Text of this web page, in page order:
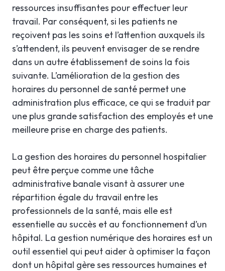
ressources insuffisantes pour effectuer leur
travail. Par conséquent, si les patients ne
reçoivent pas les soins et l’attention auxquels ils
s’attendent, ils peuvent envisager de se rendre
dans un autre établissement de soins la fois
suivante. L’amélioration de la gestion des
horaires du personnel de santé permet une
administration plus efficace, ce qui se traduit par
une plus grande satisfaction des employés et une
meilleure prise en charge des patients.
La gestion des horaires du personnel hospitalier
peut être perçue comme une tâche
administrative banale visant à assurer une
répartition égale du travail entre les
professionnels de la santé, mais elle est
essentielle au succès et au fonctionnement d’un
hôpital. La gestion numérique des horaires est un
outil essentiel qui peut aider à optimiser la façon
dont un hôpital gère ses ressources humaines et